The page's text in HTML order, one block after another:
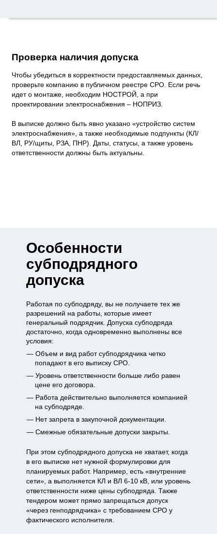
Проверка наличия допуска
Чтобы убедиться в корректности предоставляемых данных,
проверьте компанию в публичном реестре СРО. Если речь
идет о монтаже, необходим НОСТРОЙ, а при
проектировании электроснабжения – НОПРИЗ.
В выписке должно быть явно указано «устройство систем
электроснабжения», а также необходимые подпункты (КЛ/
ВЛ, РУ/щиты, РЗА, ПНР). Даты, статусы, а также уровень
ответственности должны быть актуальны.
Особенности
субподрядного
допуска
Работая по субподряду, вы не получаете тех же
разрешений на работы, которые имеет
генеральный подрядчик. Допуска субподряда
достаточно, когда одновременно выполнены все
условия:
Объем и вид работ субподрядчика четко
попадают в его выписку СРО.
Уровень ответственности больше либо равен
цене его договора.
Работа действительно выполняется компанией
на субподряде.
Нет запрета в закупочной документации.
Смежные обязательные допуски закрыты.
При этом субподрядного допуска не хватает, когда
в его выписке нет нужной формулировки для
планируемых работ. Например, есть «внутренние
сети», а выполняется КЛ и ВЛ 6-10 кВ, или уровень
ответственности ниже цены субподряда. Также
тендером может прямо запрещаться допуск
«через генподрядчика» с требованием СРО у
фактического исполнителя.